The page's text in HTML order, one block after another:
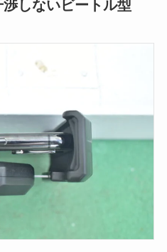
しないビートル型